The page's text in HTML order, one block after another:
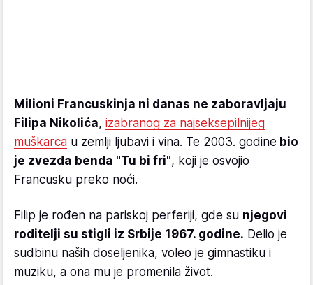
Milioni Francuskinja ni danas ne zaboravljaju
Filipa Nikolića, izabranog za najseksepilnijeg
muškarca u zemlji ljubavi i vina. Te 2003. godine bio
je zvezda benda "Tu bi fri", koji je osvojio
Francusku preko noći.
Filip je rođen na pariskoj perferiji, gde su njegovi
roditelji su stigli iz Srbije 1967. godine. Delio je
sudbinu naših doseljenika, voleo je gimnastiku i
muziku, a ona mu je promenila život.